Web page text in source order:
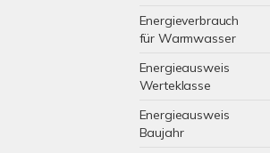
Energieverbrauch
für Warmwasser
Energieausweis
Werteklasse
Energieausweis
Baujahr